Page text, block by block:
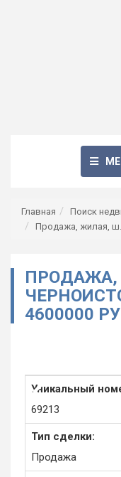
Главная
Поиск
Продажа, жилая, ш.
4600000
Уникальный
69213
Тип сделки:
Продажа